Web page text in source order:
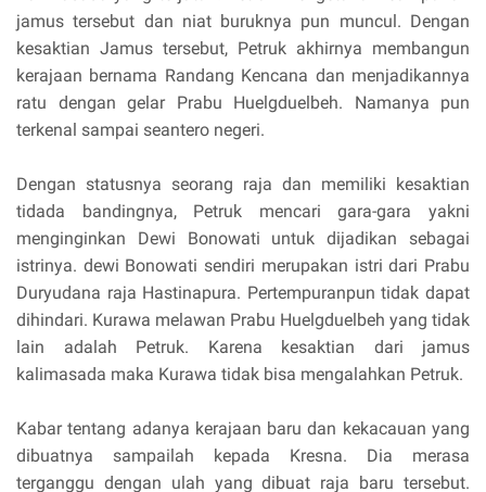
jamus tersebut dan niat buruknya pun muncul. Dengan
kesaktian Jamus tersebut, Petruk akhirnya membangun
kerajaan bernama Randang Kencana dan menjadikannya
ratu dengan gelar Prabu Huelgduelbeh. Namanya pun
terkenal sampai seantero negeri.
Dengan statusnya seorang raja dan memiliki kesaktian
tidada bandingnya, Petruk mencari gara-gara yakni
menginginkan Dewi Bonowati untuk dijadikan sebagai
istrinya. dewi Bonowati sendiri merupakan istri dari Prabu
Duryudana raja Hastinapura. Pertempuranpun tidak dapat
dihindari. Kurawa melawan Prabu Huelgduelbeh yang tidak
lain adalah Petruk. Karena kesaktian dari jamus
kalimasada maka Kurawa tidak bisa mengalahkan Petruk.
Kabar tentang adanya kerajaan baru dan kekacauan yang
dibuatnya sampailah kepada Kresna. Dia merasa
terganggu dengan ulah yang dibuat raja baru tersebut.